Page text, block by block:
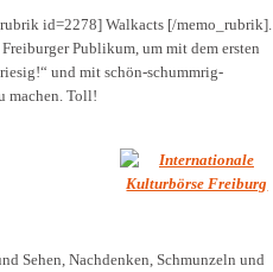
id=2278] Walkacts [/memo_rubrik].
Publikum, um mit dem ersten
und mit schön-schummrig-
machen. Toll!
Sehen, Nachdenken, Schmunzeln und